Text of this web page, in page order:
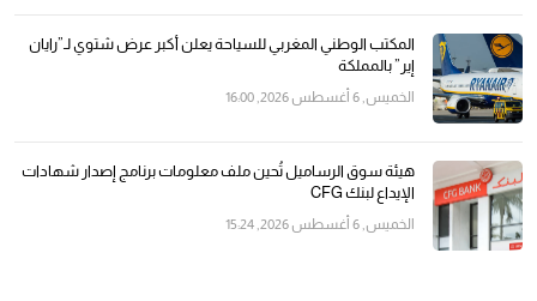
المكتب الوطني المغربي للسياحة يعلن أكبر عرض شتوي لـ”رايان
إير” بالمملكة
الخميس, 6 أغسطس 2026, 16:00
هيئة سوق الرساميل تُحين ملف معلومات برنامج إصدار شهادات
الإيداع لبنك CFG
الخميس, 6 أغسطس 2026, 15:24